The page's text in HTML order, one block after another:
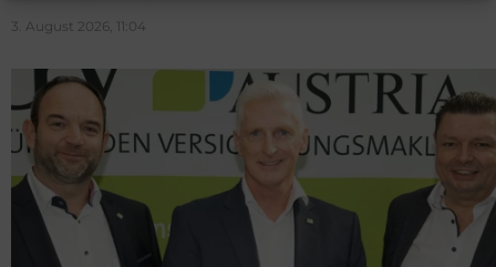
3. August 2026, 11:04